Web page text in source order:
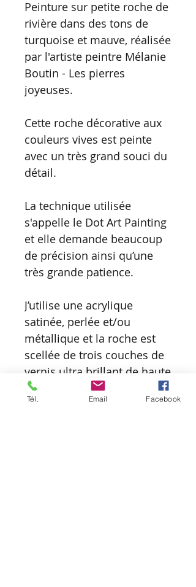
Peinture sur petite roche de
rivière dans des tons de
turquoise et mauve, réalisée
par l'artiste peintre Mélanie
Boutin - Les pierres
joyeuses.
Cette roche décorative aux
couleurs vives est peinte
avec un très grand souci du
détail.
La technique utilisée
s'appelle le Dot Art Painting
et elle demande beaucoup
de précision ainsi qu’une
très grande patience.
J’utilise une acrylique
satinée, perlée et/ou
métallique et la roche est
scellée de trois couches de
vernis ultra brillant de haute
qualité afin de la protéger et
d’obtenir une belle finition.
Tél. Email Facebook